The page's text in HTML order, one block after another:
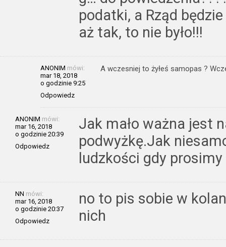
podatki, a Rząd
aż tak, to nie było!!!
ANONIM mówi:
mar 18, 2018
o godzinie 9:25
Odpowiedz
A wczesniej to żyłeś samopas ?
ANONIM mówi:
mar 16, 2018
o godzinie 20:39
Odpowiedz
Jak mało ważna jest
podwyżkę.Jak
ludzkości gdy
NN mówi:
mar 16, 2018
o godzinie 20:37
Odpowiedz
no to pis sobie w
nich